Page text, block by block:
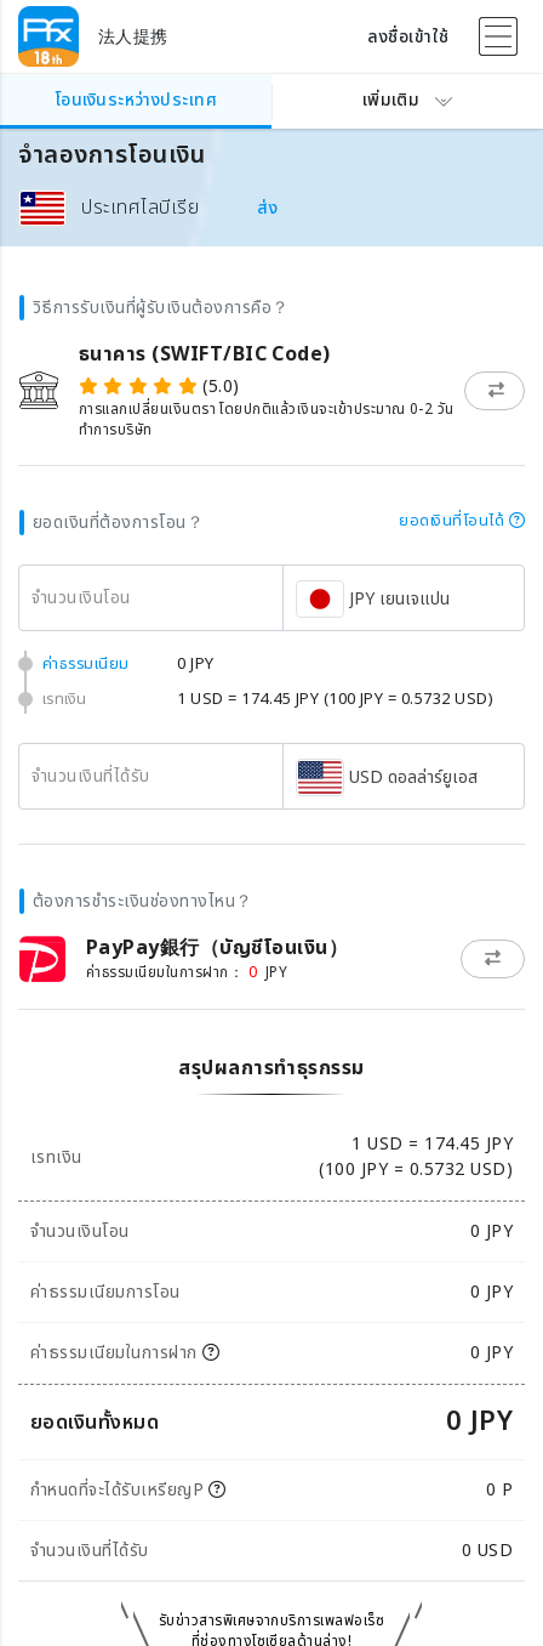
法人提携 ลงชื่อเข้าใช้
โอนเงินระหว่างประเทศ เพิ่มเติม
จำลองการโอนเงิน
ประเทศไลบีเรีย ส่ง
วิธีการรับเงินที่ผู้รับเงินต้องการคือ？
ธนาคาร (SWIFT/BIC Code)
(5.0)
การแลกเปลี่ยนเงินตรา โดยปกติแล้วเงินจะเข้าประมาณ 0-2 วัน
ทำการบริษัท
ยอดเงินที่ต้องการโอน？ ยอดเงินที่โอนได้
จำนวนเงินโอน JPY เยนเจแปน
ค่าธรรมเนียม
0 JPY
เรทเงิน
1 USD = 174.45 JPY (100 JPY = 0.5732 USD)
จำนวนเงินที่ได้รับ USD ดอลล่าร์ยูเอส
ต้องการชำระเงินช่องทางไหน？
PayPay銀行（บัญชีโอนเงิน）
ค่าธรรมเนียมในการฝาก： 0 JPY
สรุปผลการทำธุรกรรม
เรทเงิน
1 USD = 174.45 JPY
(100 JPY = 0.5732 USD)
จำนวนเงินโอน 0 JPY
ค่าธรรมเนียมการโอน 0 JPY
ค่าธรรมเนียมในการฝาก 0 JPY
ยอดเงินทั้งหมด 0 JPY
กำหนดที่จะได้รับเหรียญP 0 P
จำนวนเงินที่ได้รับ 0 USD
รับข่าวสารพิเศษจากบริการเพลฟอเร็ซ
ที่ช่องทางโซเซียลด้านล่าง!